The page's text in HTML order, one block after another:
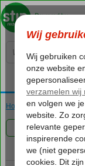
Home Vakantie reizen